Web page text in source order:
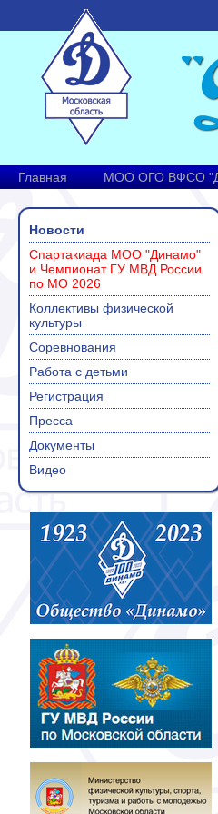
Главная МОО ОГО ВФСО
Новости
Спартакиада МОО "Динамо"
и Чемпионат ГУ МВД России
по МО 2026
Коллективы физической
культуры
Соревнования
Работа с детьми
Регистрация
Пресса
Документы
Видео